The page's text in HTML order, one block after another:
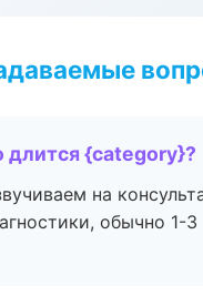
длится {category}?
на
обычно 1-3